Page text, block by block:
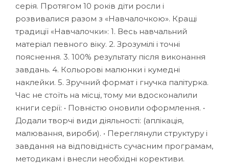
серія. Протягом 10 років діти росли і
розвивалися разом з «Навчалочкою». Кращі
традиції «Навчалочки»: 1. Весь навчальний
матеріал певного віку. 2. Зрозумілі і точні
пояснення. 3. 100% результату після виконання
завдань. 4. Кольорові малюнки і кумедні
наклейки. 5. Зручний формат і гнучка палітурка.
Час не стоїть на місці, тому ми вдосконалили
книги серії: • Повністю оновили оформлення. •
Додали творчі види діяльності: (аплікація,
малювання, вироби). • Переглянули структуру і
завдання на відповідність сучасним програмам,
методикам і внесли необхідні корективи.